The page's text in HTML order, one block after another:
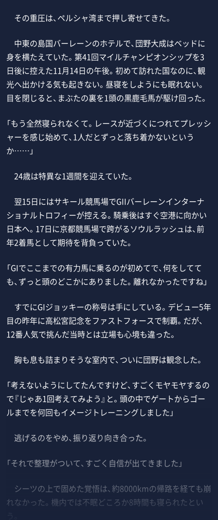
その重圧は、ペルシャ湾まで押し寄せてきた。
中東の島国バーレーンのホテルで、団野大成はベッドに
身を横たえていた。第41回マイルチャンピオンシップを3
日後に控えた11月14日の午後。初めて訪れた国なのに、観
光へ出かける気も起きない。昼寝をしようにも眠れない。
目を閉じると、まぶたの裏を1頭の黒鹿毛馬が駆け回った。
「もう全然寝られなくて。レースが近づくにつれてプレッシ
ャーを感じ始めて、1人だとずっと落ち着かないという
か……」
24歳は特異な1週間を迎えていた。
翌15日にはサキール競馬場でGIIバーレーンインターナ
ショナルトロフィーが控える。騎乗後はすぐ空港に向かい
日本へ。17日に京都競馬場で跨がるソウルラッシュは、前
年2着馬として期待を背負っていた。
「GIでここまでの有力馬に乗るのが初めてで、何をしてて
も、ずっと頭のどこかにありました。離れなかったですね」
すでにGIジョッキーの称号は手にしている。デビュー5年
目の昨年に高松宮記念をファストフォースで制覇。だが、
12番人気で挑んだ当時とは立場も心境も違った。
胸も息も詰まりそうな室内で、ついに団野は観念した。
「考えないようにしてたんですけど、すごくモヤモヤするの
で『じゃあ1回考えてみよう』と。頭の中でゲートからゴー
ルまでを何回もイメージトレーニングしました」
逃げるのをやめ、振り返り向き合った。
「それで整理がついて、すごく自信が出てきました」
シーツの上で固めた覚悟は、約8000kmの帰路を経ても崩
れなかった。機内では不眠どころか8時間も寝られたとい